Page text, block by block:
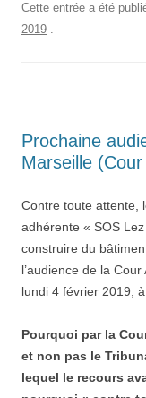
Cette entrée a été
2019 .
Prochaine
Marseille (Cour
Contre toute attente,
adhérente « SOS
construire du
l’audience de la
lundi 4 février 2019, à
Pourquoi par la
et non pas le
lequel le recours